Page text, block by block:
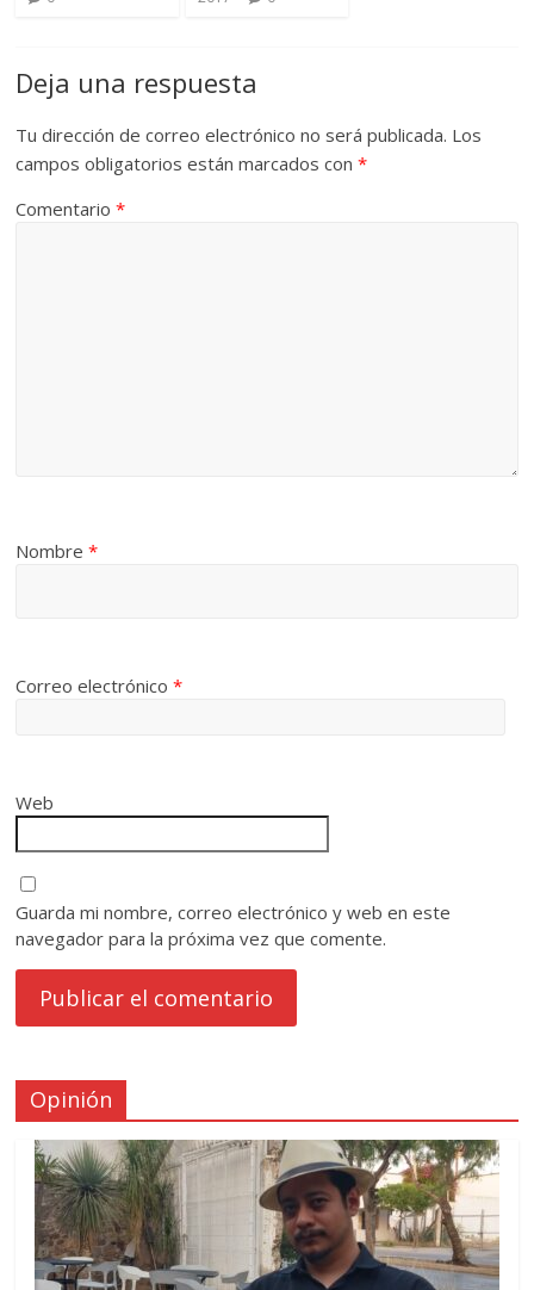
Deja una respuesta
Tu dirección de correo electrónico no será publicada. Los
campos obligatorios están marcados con*
Comentario*
Nombre*
Correo electrónico*
Web
Guarda mi nombre, correo electrónico y web en este
navegador para la próxima vez que comente.
Opinión